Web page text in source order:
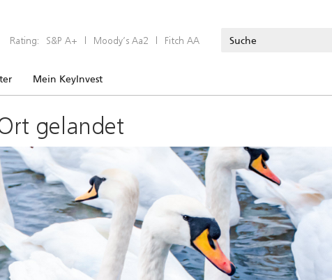
Rating: S&P A+ | Moody’s Aa2 | Fitch AA
Mein KeyInvest
gelandet